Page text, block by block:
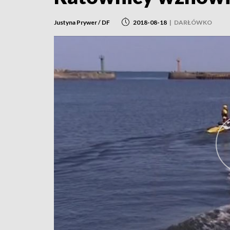
Justyna Prywer / DF 2018-08-18 | DARŁÓWKO